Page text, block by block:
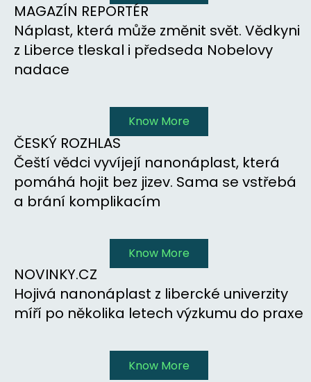
MAGAZÍN REPORTÉR
Náplast, která může změnit svět. Vědkyni
z Liberce tleskal i předseda Nobelovy
nadace
Know More
ČESKÝ ROZHLAS
Čeští vědci vyvíjejí nanonáplast, která
pomáhá hojit bez jizev. Sama se vstřebá
a brání komplikacím
Know More
NOVINKY.CZ
Hojivá nanonáplast z libercké univerzity
míří po několika letech výzkumu do praxe
Know More